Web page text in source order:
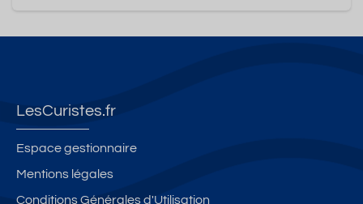
LesCuristes.fr
Espace gestionnaire
Mentions légales
Conditions Générales d'Utilisation